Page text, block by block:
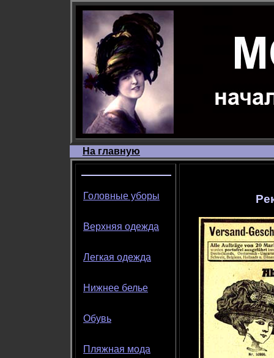
На главную
Головные уборы
Верхняя одежда
Легкая одежда
Нижнее белье
Обувь
Пляжная мода